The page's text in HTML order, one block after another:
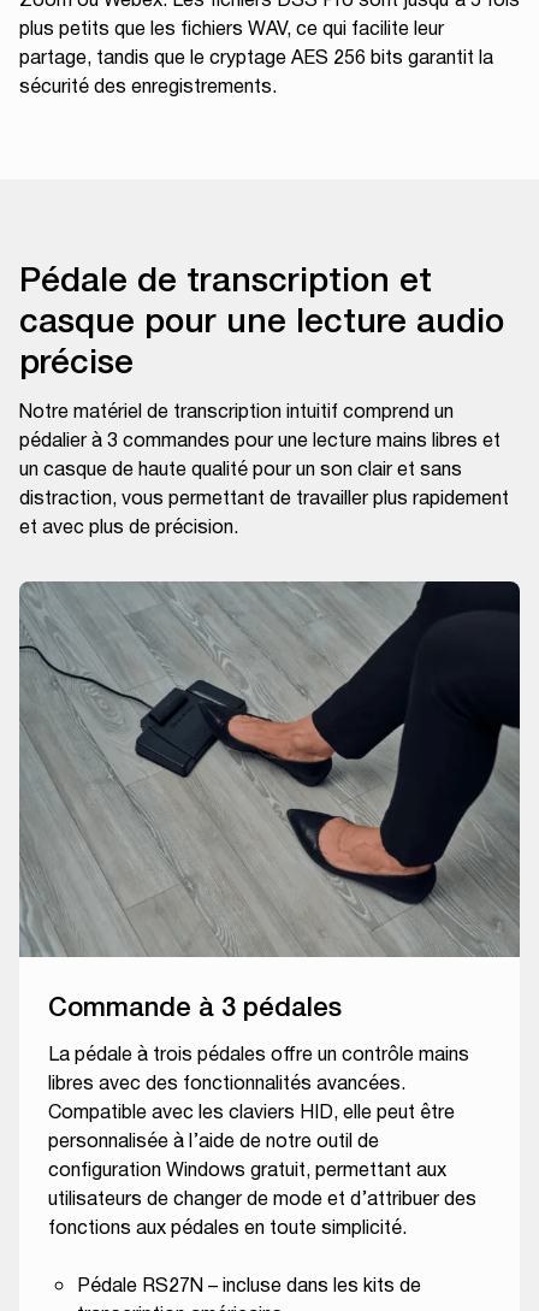
plus petits que les fichiers WAV, ce qui facilite leur
partage, tandis que le cryptage AES 256 bits garantit la
sécurité des enregistrements.
Pédale de transcription et
casque pour une lecture audio
précise
Notre matériel de transcription intuitif comprend un
pédalier à 3 commandes pour une lecture mains libres et
un casque de haute qualité pour un son clair et sans
distraction, vous permettant de travailler plus rapidement
et avec plus de précision.
Commande à 3 pédales
La pédale à trois pédales offre un contrôle mains
libres avec des fonctionnalités avancées.
Compatible avec les claviers HID, elle peut être
personnalisée à l’aide de notre outil de
configuration Windows gratuit, permettant aux
utilisateurs de changer de mode et d’attribuer des
fonctions aux pédales en toute simplicité.
Pédale RS27N – incluse dans les kits de